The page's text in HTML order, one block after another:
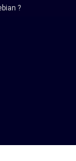
?